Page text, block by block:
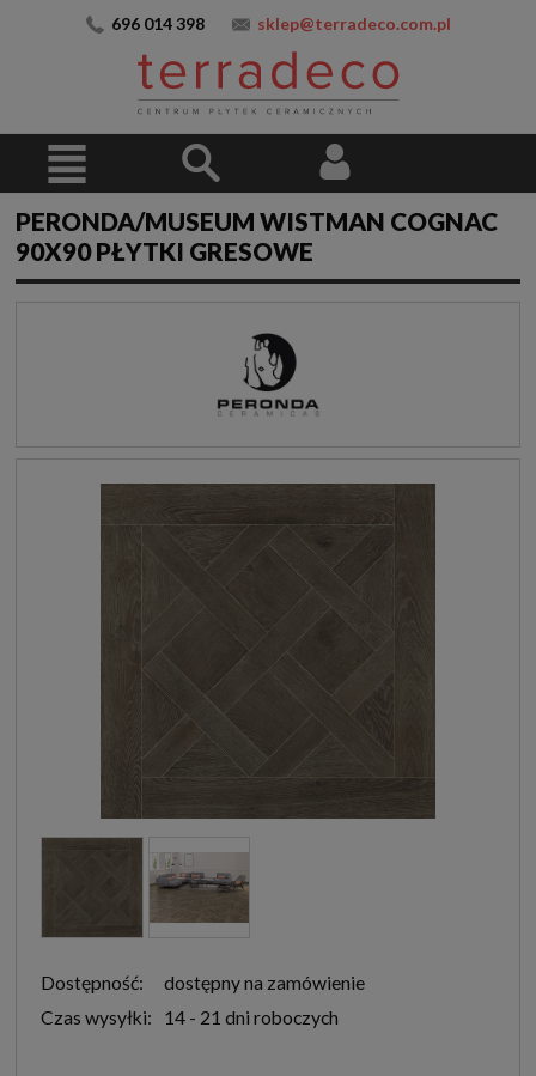
696 014 398 sklep@terradeco.com.pl
PERONDA/MUSEUM WISTMAN COGNAC
90X90 PŁYTKI GRESOWE
Dostępność:
dostępny na zamówienie
Czas wysyłki:
14 - 21 dni roboczych